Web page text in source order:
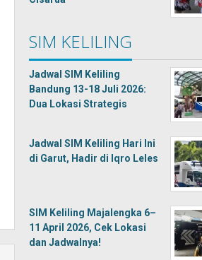
SIM KELILING
Jadwal SIM Keliling
Bandung 13-18 Juli 2026:
Dua Lokasi Strategis
Jadwal SIM Keliling Hari Ini
di Garut, Hadir di Iqro Leles
SIM Keliling Majalengka 6–
11 April 2026, Cek Lokasi
dan Jadwalnya!